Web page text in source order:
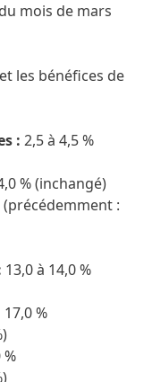
mois de mars
les bénéfices de
: 2,5 à 4,5 %
%(inchangé)
(précédemment :
13,0 à 14,0 %
%